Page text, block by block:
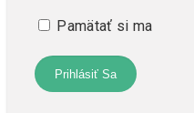
Pamätať si ma